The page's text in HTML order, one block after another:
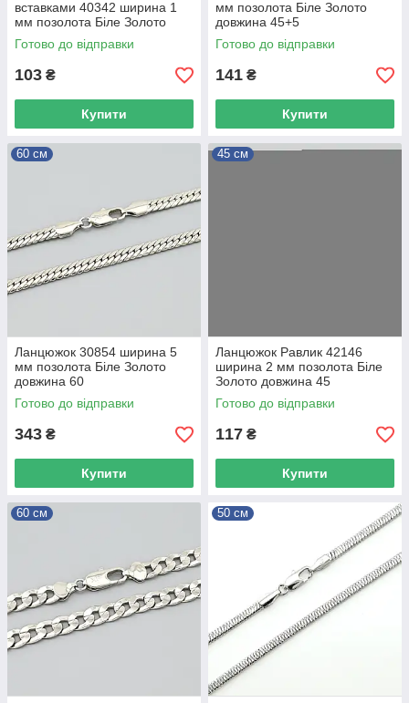
вставками 40342 ширина 1
мм позолота Біле Золото
довжина 45
Готово до відправки
103 ₴
Купити
мм позолота Біле Золото
довжина 45+5
Готово до відправки
141 ₴
Купити
60 см
Ланцюжок 30854 ширина 5
мм позолота Біле Золото
довжина 60
Готово до відправки
343 ₴
Купити
45 см
Ланцюжок Равлик 42146
ширина 2 мм позолота Біле
Золото довжина 45
Готово до відправки
117 ₴
Купити
60 см 50 см